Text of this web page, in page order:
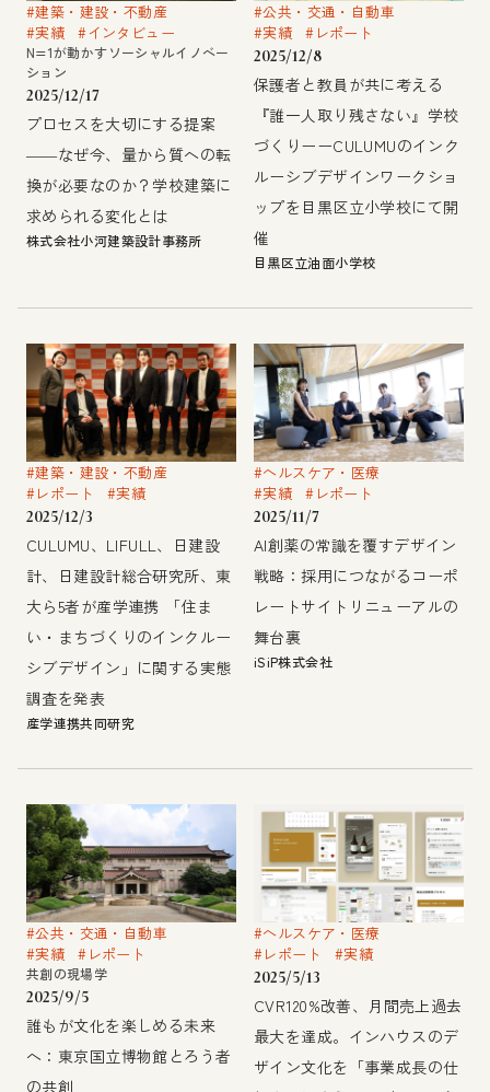
プロセスを大切にする提案
――なぜ今、量から質への転
換が必要なのか？学校建築に
求められる変化とは
2025/12/17
株式会社小河建築設計事務所
#建築・建設・不動産
#実績
#インタビュー
N=1が動かすソーシャルイノベー
ション
保護者と教員が共に考える
『誰一人取り残さない』学校
づくりーーCULUMUのインク
ルーシブデザインワークショ
ップを目黒区立小学校にて開
催
2025/12/8
目黒区立油面小学校
#公共・交通・自動車
#実績
#レポート
CULUMU、LIFULL、日建設
計、日建設計総合研究所、東
大ら5者が産学連携 「住ま
い・まちづくりのインクルー
シブデザイン」に関する実態
調査を発表
2025/12/3
産学連携共同研究
#建築・建設・不動産
#レポート
#実績
AI創薬の常識を覆すデザイン
戦略：採用につながるコーポ
レートサイトリニューアルの
舞台裏
2025/11/7
iSiP株式会社
#ヘルスケア・医療
#実績
#レポート
誰もが文化を楽しめる未来
へ：東京国立博物館とろう者
の共創
2025/9/5
#公共・交通・自動車
#実績
#レポート
共創の現場学
CVR120%改善、月間売上過去
最大を達成。インハウスのデ
ザイン文化を「事業成長の仕
2025/5/13
#ヘルスケア・医療
#レポート
#実績